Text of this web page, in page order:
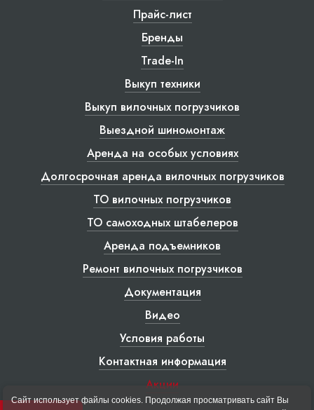
Прайс-лист
Бренды
Trade-In
Выкуп техники
Выкуп вилочных погрузчиков
Выездной шиномонтаж
Аренда на особых условиях
Долгосрочная аренда вилочных погрузчиков
ТО вилочных погрузчиков
ТО самоходных штабелеров
Аренда подъемников
Ремонт вилочных погрузчиков
Документация
Видео
Условия работы
Контактная информация
Акции
Сайт использует файлы cookies. Продолжая просматривать сайт Вы